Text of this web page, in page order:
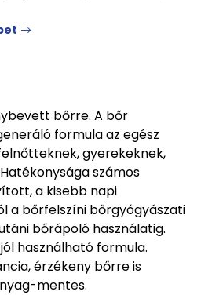
bőrre. A bőr
formula az egész
gyerekeknek,
számos
a kisebb napi
a bőrfelszíni bőrgyógyászati
bőrápoló használatig.
használható formula.
érzékeny bőrre is
mentes.